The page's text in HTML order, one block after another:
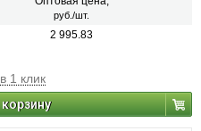
руб./шт.
2 995.83
1 клик